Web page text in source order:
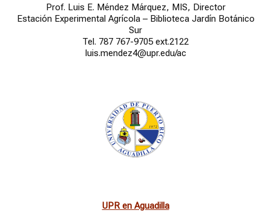
Prof. Luis E. Méndez Márquez, MIS, Director
Estación Experimental Agrícola – Biblioteca Jardín Botánico
Sur
Tel. 787 767-9705 ext.2122
luis.mendez4@upr.edu/ac
UPR en Aguadilla